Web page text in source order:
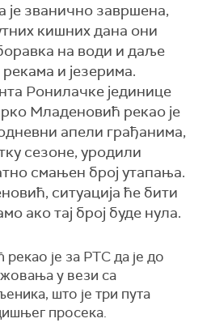
је званично завршена,
кишних дана они
на води и даље
и језерима.
Ронилачке јединице
Младеновић рекао је
апели грађанима,
сезоне, уродили
смањен број утапања.
ситуација ће бити
ако тај број буде нула.
је за РТС да је до
у вези са
што је три пута
просека.